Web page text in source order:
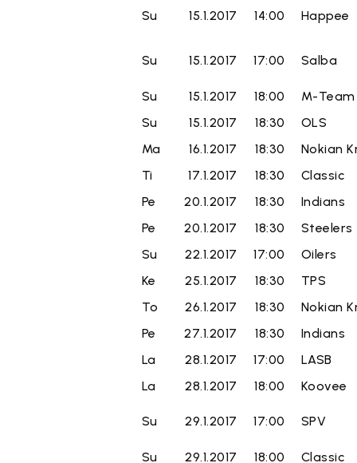
Su 15.1.2017 14:00 Happee
Su 15.1.2017 17:00 Salba
Su 15.1.2017 18:00
M-Team
Su
15.1.2017 18:30
OLS
Ma
16.1.2017 18:30
Nokian
Ti
17.1.2017 18:30
Classic
Pe
20.1.2017 18:30
Indians
Pe
20.1.2017 18:30
Steelers
Su
22.1.2017 17:00
Oilers
Ke
25.1.2017 18:30
TPS
To
26.1.2017 18:30
Nokian
Pe
27.1.2017 18:30
Indians
La
28.1.2017 17:00
LASB
La
28.1.2017 18:00 Koovee
Su 29.1.2017 17:00 SPV
Su 29.1.2017 18:00 Classic